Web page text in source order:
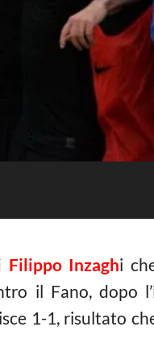
Inzaghi
il Fano, dopo
1-1, risultato